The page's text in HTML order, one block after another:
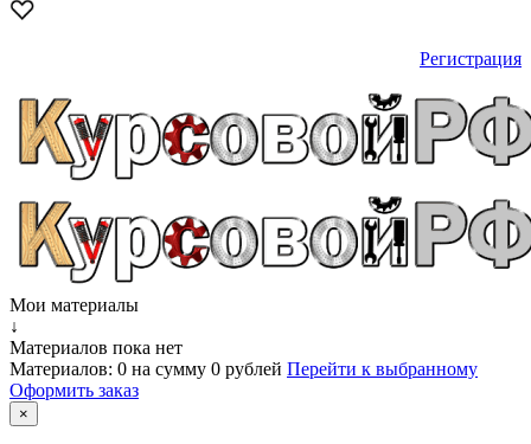
Регистрация
Мои материалы
↓
Материалов пока нет
Материалов: 0 на сумму 0 рублей Перейти к выбранному
Оформить заказ
×